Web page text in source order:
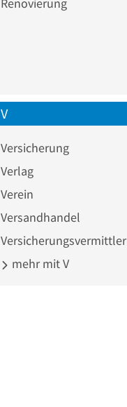
V
Versicherung
Verlag
Verein
Versandhandel
Versicherungsvermittler
mehr mit V